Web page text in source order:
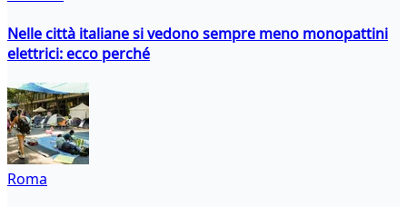
Nelle città italiane si vedono sempre meno monopattini
elettrici: ecco perché
Roma